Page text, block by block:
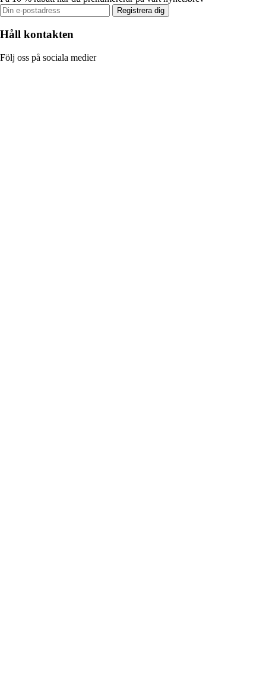
Registrera dig
Håll kontakten
Följ oss på sociala medier